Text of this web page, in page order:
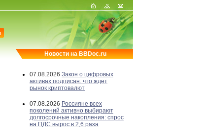
Новости на BBDoc.ru
07.08.2026 Закон о цифровых
активах подписан: что ждет
рынок криптовалют
07.08.2026 Россияне всех
поколений активно выбирают
долгосрочные накопления: спрос
на ПДС вырос в 2,6 раза